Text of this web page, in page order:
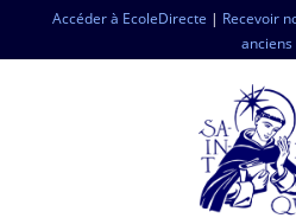
Accéder à EcoleDirecte | Recevoir
anciens